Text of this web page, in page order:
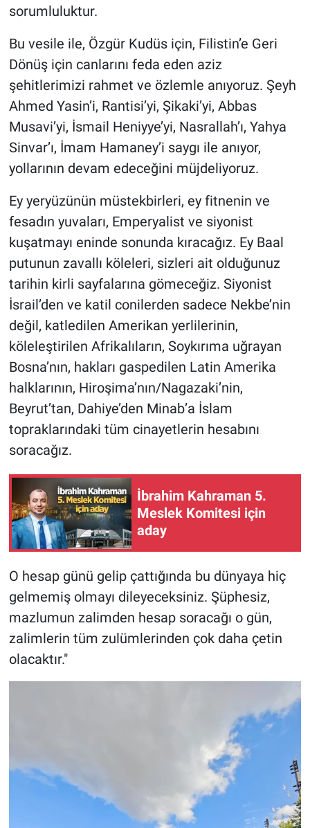
sorumluluktur.
Bu vesile ile, Özgür Kudüs için, Filistin’e Geri
Dönüş için canlarını feda eden aziz
şehitlerimizi rahmet ve özlemle anıyoruz. Şeyh
Ahmed Yasin’i, Rantisi’yi, Şikaki’yi, Abbas
Musavi’yi, İsmail Heniyye’yi, Nasrallah’ı, Yahya
Sinvar’ı, İmam Hamaney’i saygı ile anıyor,
yollarının devam edeceğini müjdeliyoruz.
Ey yeryüzünün müstekbirleri, ey fitnenin ve
fesadın yuvaları, Emperyalist ve siyonist
kuşatmayı eninde sonunda kıracağız. Ey Baal
putunun zavallı köleleri, sizleri ait olduğunuz
tarihin kirli sayfalarına gömeceğiz. Siyonist
İsrail’den ve katil conilerden sadece Nekbe’nin
değil, katledilen Amerikan yerlilerinin,
köleleştirilen Afrikalıların, Soykırıma uğrayan
Bosna’nın, hakları gaspedilen Latin Amerika
halklarının, Hiroşima’nın/Nagazaki’nin,
Beyrut’tan, Dahiye’den Minab’a İslam
topraklarındaki tüm cinayetlerin hesabını
soracağız.
İbrahim Kahraman 5.
Meslek Komitesi için
aday
O hesap günü gelip çattığında bu dünyaya hiç
gelmemiş olmayı dileyeceksiniz. Şüphesiz,
mazlumun zalimden hesap soracağı o gün,
zalimlerin tüm zulümlerinden çok daha çetin
olacaktır."